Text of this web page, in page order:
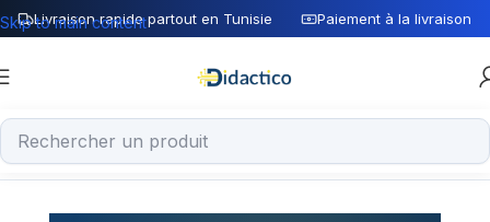
Livraison rapide partout en Tunisie Paiement à la livraison
Skip to main content